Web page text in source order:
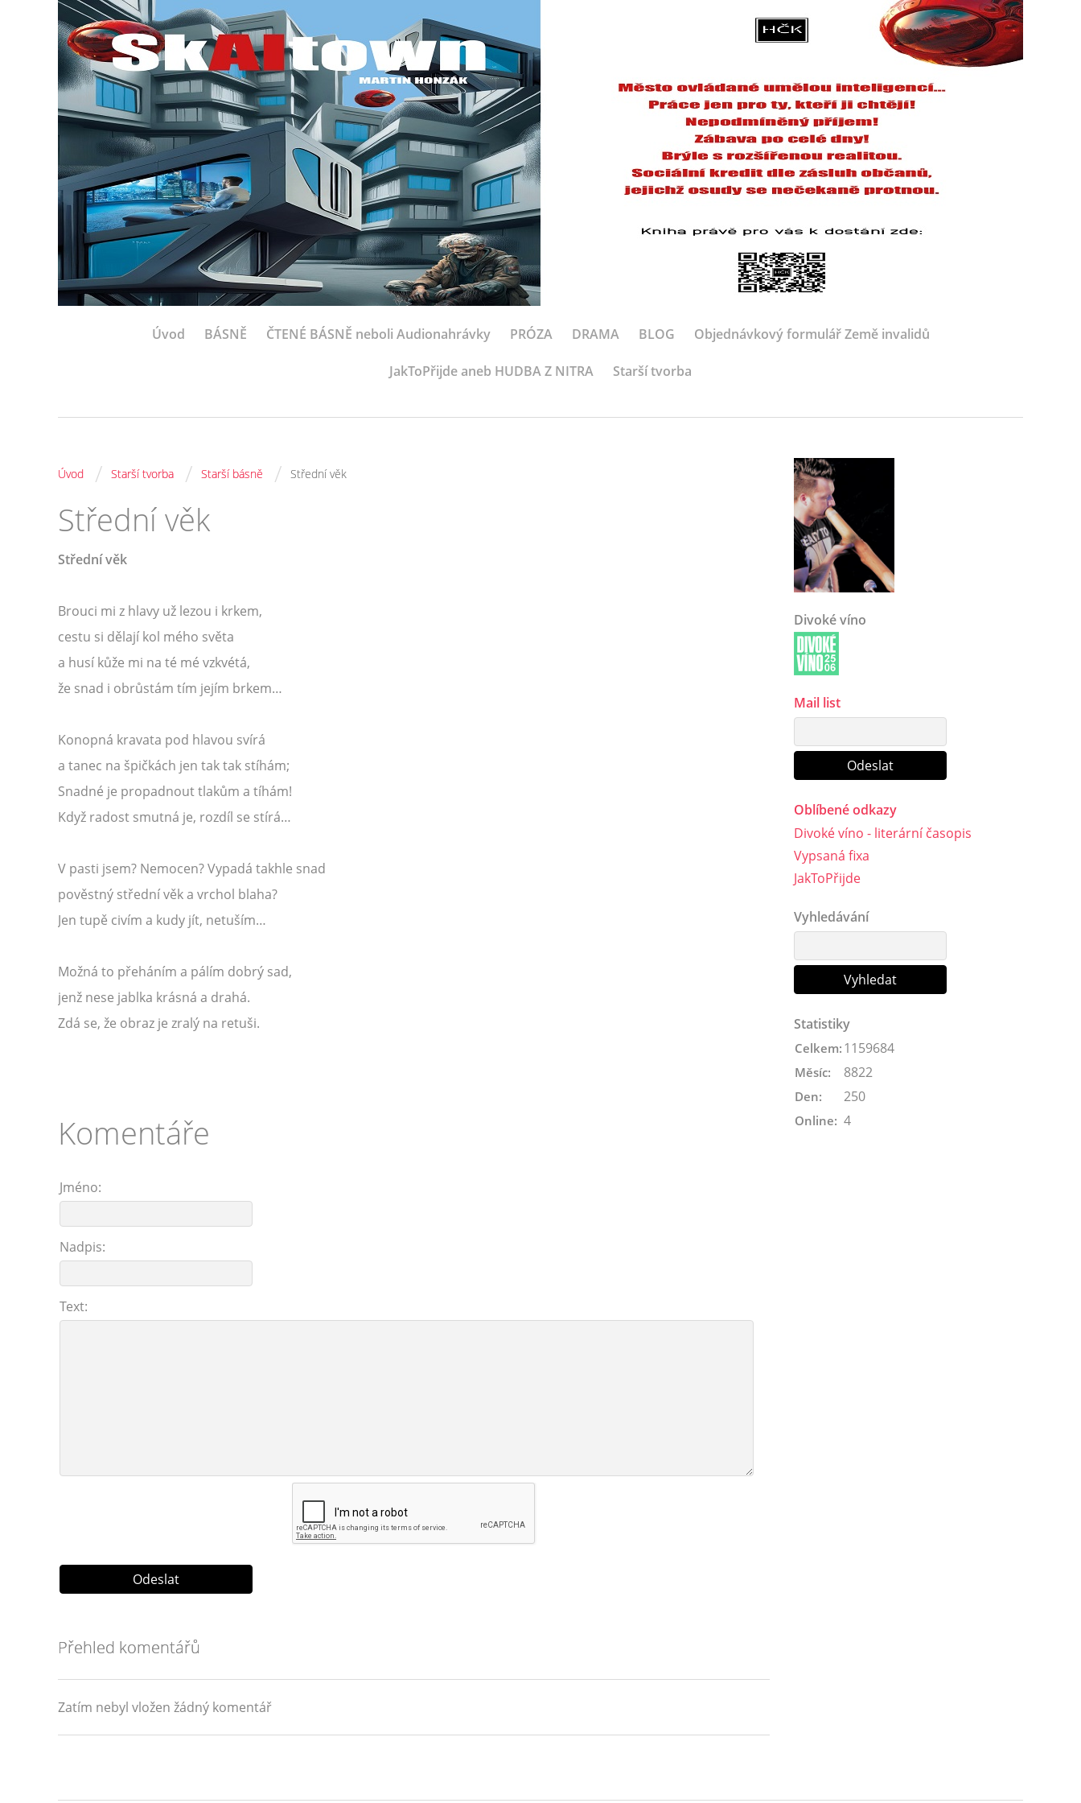
Úvod BÁSNĚ ČTENÉ BÁSNĚ neboli Audionahrávky PRÓZA DRAMA BLOG Objednávkový formulář Země invalidů
JakToPřijde aneb HUDBA Z NITRA Starší tvorba
Úvod / Starší tvorba / Starší básně / Střední věk
Střední věk
Střední věk
Brouci mi z hlavy už lezou i krkem,
cestu si dělají kol mého světa
a husí kůže mi na té mé vzkvétá,
že snad i obrůstám tím jejím brkem…
Konopná kravata pod hlavou svírá
a tanec na špičkách jen tak tak stíhám;
Snadné je propadnout tlakům a tíhám!
Když radost smutná je, rozdíl se stírá…
V pasti jsem? Nemocen? Vypadá takhle snad
pověstný střední věk a vrchol blaha?
Jen tupě civím a kudy jít, netuším…
Možná to přeháním a pálím dobrý sad,
jenž nese jablka krásná a drahá.
Zdá se, že obraz je zralý na retuši.
Komentáře
Jméno:
Nadpis:
Text:
Přehled komentářů
Zatím nebyl vložen žádný komentář
Divoké víno
Mail list
Oblíbené odkazy
Divoké víno - literární časopis
Vypsaná fixa
JakToPřijde
Vyhledávání
Statistiky
Online: 4
Celkem: 1159684
Měsíc: 8822
Den: 250